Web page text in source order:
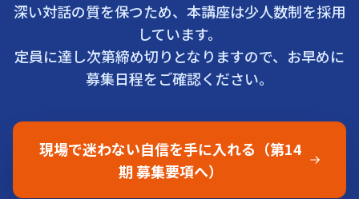
深い対話の質を保つため、本講座は少人数制を採用
しています。
定員に達し次第締め切りとなりますので、お早めに
募集日程をご確認ください。
現場で迷わない自信を手に入れる（第14
期 募集要項へ）